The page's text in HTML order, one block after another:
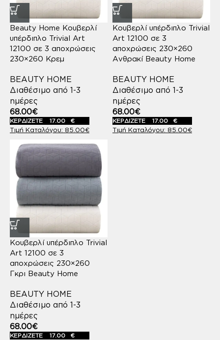
Beauty Home Κουβερλί
υπέρδιπλο Trivial Art
12100 σε 3 αποχρώσεις
230×260 Κρεμ
BEAUTY HOME
Διαθέσιμο από 1-3
ημέρες
85.00€
68.00€
ΚΕΡΔΙΖΕΤΕ 17.00 €
Κουβερλί υπέρδιπλο Trivial
Art 12100 σε 3
αποχρώσεις 230×260
Ανθρακί Beauty Home
BEAUTY HOME
Διαθέσιμο από 1-3
ημέρες
85.00€
68.00€
ΚΕΡΔΙΖΕΤΕ 17.00 €
Κουβερλί υπέρδιπλο Trivial
Art 12100 σε 3
αποχρώσεις 230×260
Γκρι Beauty Home
BEAUTY HOME
Διαθέσιμο από 1-3
ημέρες
68.00€
ΚΕΡΔΙΖΕΤΕ 17.00 €